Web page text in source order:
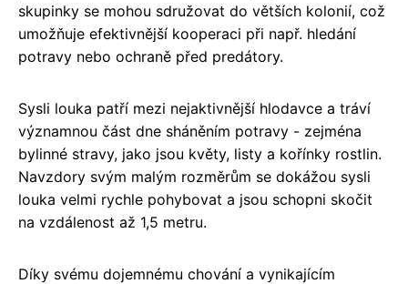
skupinky se mohou sdružovat do větších kolonií, což
umožňuje efektivnější kooperaci při např. hledání
potravy nebo ochraně před predátory.
Sysli louka patří mezi nejaktivnější hlodavce a tráví
významnou část dne sháněním potravy - zejména
bylinné stravy, jako jsou květy, listy a kořínky rostlin.
Navzdory svým malým rozměrům se dokážou sysli
louka velmi rychle pohybovat a jsou schopni skočit
na vzdálenost až 1,5 metru.
Díky svému dojemnému chování a vynikajícím